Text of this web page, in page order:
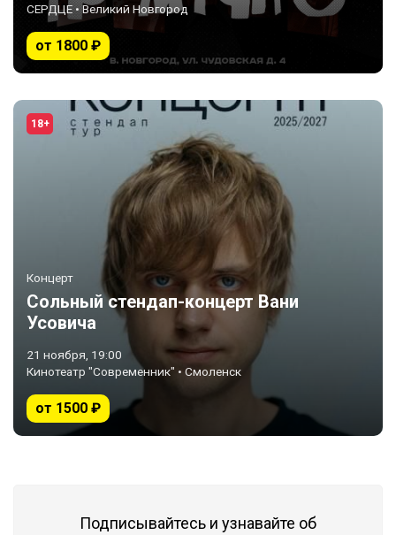
СЕРДЦЕ • Великий Новгород
от 1800 ₽
18+
Концерт
Сольный стендап-концерт Вани
Усовича
21 ноября, 19:00
Кинотеатр "Современник" • Смоленск
от 1500 ₽
Подписывайтесь и узнавайте об